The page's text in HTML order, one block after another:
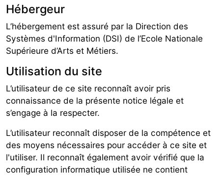
Hébergeur
L’hébergement est assuré par la Direction des
Systèmes d'Information (DSI) de l’Ecole Nationale
Supérieure d’Arts et Métiers.
Utilisation du site
L’utilisateur de ce site reconnaît avoir pris
connaissance de la présente notice légale et
s’engage à la respecter.
L’utilisateur reconnaît disposer de la compétence et
des moyens nécessaires pour accéder à ce site et
l'utiliser. Il reconnaît également avoir vérifié que la
configuration informatique utilisée ne contient